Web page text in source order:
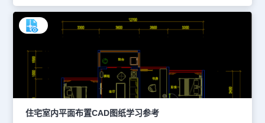
专业设计人员还可以借助浩辰CAD官网所提供的CAD快速看图软件
来进行图纸审阅与设计信息获取。小编整理了与建筑设计相关的室内
设计平面CAD图纸提供给大家。该室内设计平面CAD图纸根据原始
容。之后，设计师会将定稿后的图纸进行CAD转PDF，便于现场的施
工人员进行工程安排。该室内设计平面CAD图纸是DWG格式，大家
可以使用国产CAD软件、浩辰CAD看图王或者浩辰CAD官网进行在
线查看，或者将CAD转PDF格式，用常用办公软件打开。本素材仅用
于互相学习资料，请勿商用。更多图纸库资源可访问浩辰CAD官网进
行学习。
住宅室内平面布置CAD图纸学习参考